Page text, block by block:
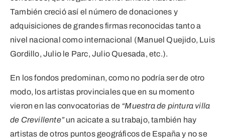
También creció así el número de donaciones y
adquisiciones de grandes firmas reconocidas tanto a
nivel nacional como internacional (Manuel Quejido, Luis
Gordillo, Julio le Parc, Julio Quesada, etc.).
En los fondos predominan, como no podría ser de otro
modo, los artistas provinciales que en su momento
vieron en las convocatorias de “Muestra de pintura villa
de Crevillente”un acicate a su trabajo, también hay
artistas de otros puntos geográficos de España y no se